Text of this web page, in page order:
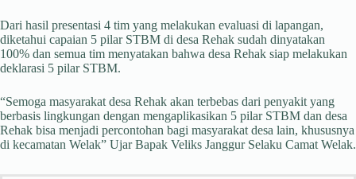
Dari hasil presentasi 4 tim yang melakukan evaluasi di lapangan,
diketahui capaian 5 pilar STBM di desa Rehak sudah dinyatakan
100% dan semua tim menyatakan bahwa desa Rehak siap melakukan
deklarasi 5 pilar STBM.
“Semoga masyarakat desa Rehak akan terbebas dari penyakit yang
berbasis lingkungan dengan mengaplikasikan 5 pilar STBM dan desa
Rehak bisa menjadi percontohan bagi masyarakat desa lain, khususnya
di kecamatan Welak” Ujar Bapak Veliks Janggur Selaku Camat Welak.